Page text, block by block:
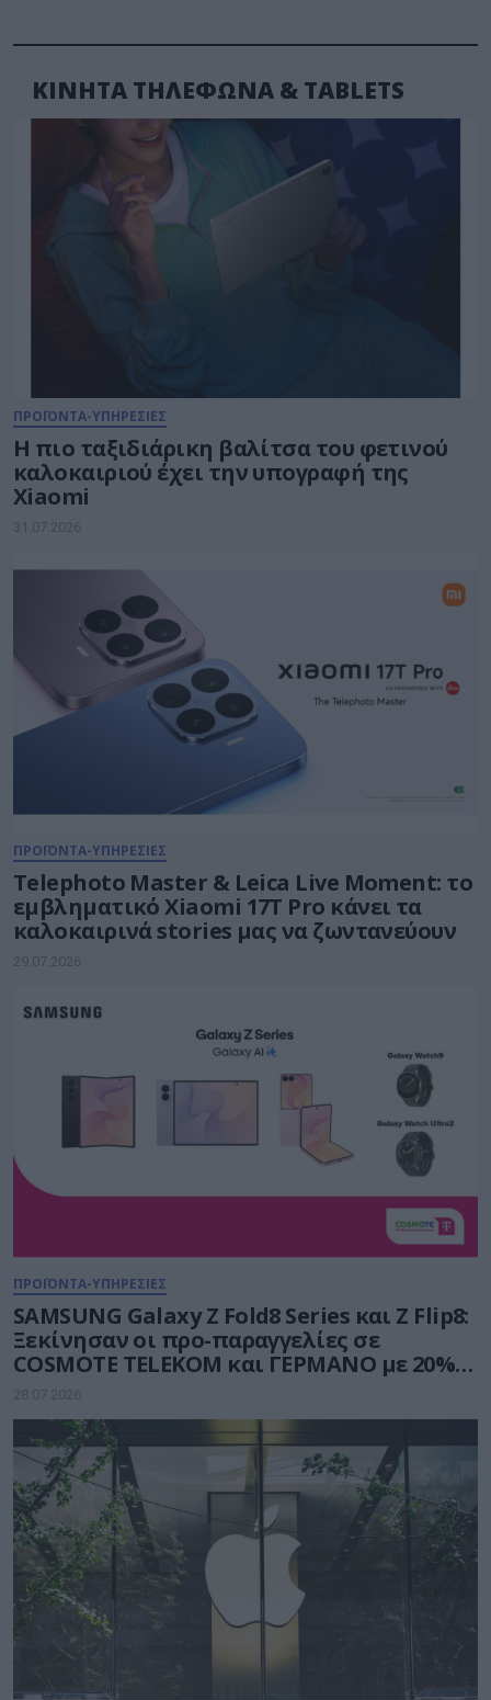
ΚΙΝΗΤΑ ΤΗΛΕΦΩΝΑ & TABLETS
ΠΡΟΪΟΝΤΑ-ΥΠΗΡΕΣΙΕΣ
Η πιο ταξιδιάρικη βαλίτσα του φετινού
καλοκαιριού έχει την υπογραφή της
Xiaomi
31.07.2026
ΠΡΟΪΟΝΤΑ-ΥΠΗΡΕΣΙΕΣ
Telephoto Master & Leica Live Moment: το
εμβληματικό Xiaomi 17Τ Pro κάνει τα
καλοκαιρινά stories μας να ζωντανεύουν
29.07.2026
ΠΡΟΪΟΝΤΑ-ΥΠΗΡΕΣΙΕΣ
SAMSUNG Galaxy Z Fold8 Series και Ζ Flip8:
Ξεκίνησαν οι προ-παραγγελίες σε
COSMOTE TELEKOM και ΓΕΡΜΑΝΟ με 20%
payzy cashback
28.07.2026